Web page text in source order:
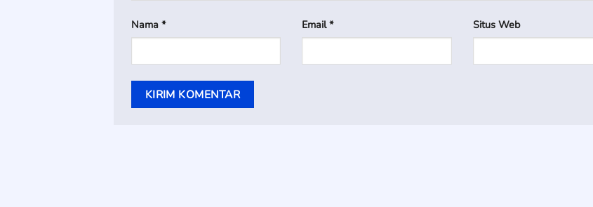
Nama * Email* Situs Web